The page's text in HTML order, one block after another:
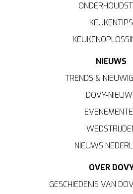
KEUKENTIPS
NIEUWS
TRENDS &
DOVY-
NIEUWS
OVER
GESCHIEDENIS VAN